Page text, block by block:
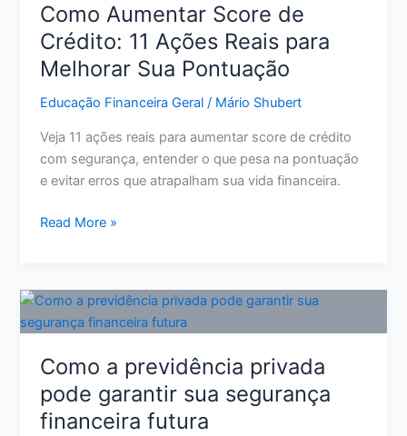
Como Aumentar Score de
Crédito: 11 Ações Reais para
Melhorar Sua Pontuação
Educação Financeira Geral / Mário Shubert
Veja 11 ações reais para aumentar score de crédito
com segurança, entender o que pesa na pontuação
e evitar erros que atrapalham sua vida financeira.
Como
de
Crédito:
11
Reais
para
Melhorar
Read More »
Como a previdência privada
pode garantir sua segurança
financeira futura